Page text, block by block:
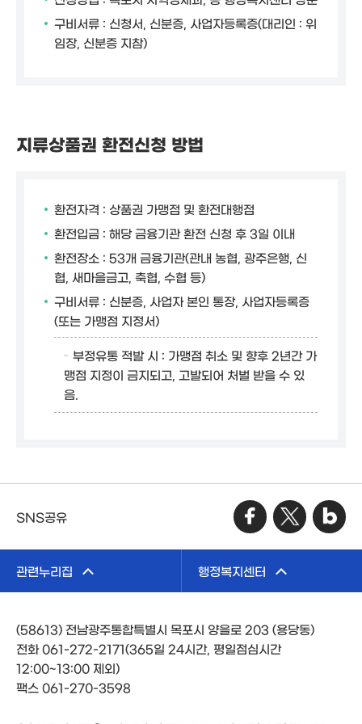
구비서류 : 신청서, 신분증, 사업자등록증(대리인 : 위
임장, 신분증 지참)
지류상품권 환전신청 방법
환전자격 : 상품권 가맹점 및 환전대행점
환전입금 : 해당 금융기관 환전 신청 후 3일 이내
환전장소 : 53개 금융기관(관내 농협, 광주은행, 신
협, 새마을금고, 축협, 수협 등)
구비서류 : 신분증, 사업자 본인 통장, 사업자등록증
(또는 가맹점 지정서)
부정유통 적발 시 : 가맹점 취소 및 향후 2년간 가
맹점 지정이 금지되고, 고발되어 처벌 받을 수 있
음.
SNS공유
관련누리집 행정복지센터
(58613) 전남광주통합특별시 목포시 양을로 203 (용당동)
전화 061-272-2171(365일 24시간, 평일점심시간
12:00~13:00 제외)
팩스 061-270-3598